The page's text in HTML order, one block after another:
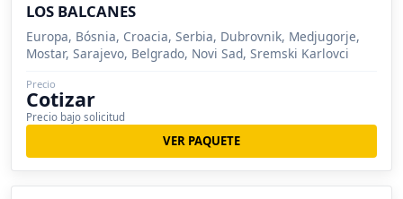
LOS BALCANES
Europa, Bósnia, Croacia, Serbia, Dubrovnik, Medjugorje,
Mostar, Sarajevo, Belgrado, Novi Sad, Sremski Karlovci
Precio
Cotizar
Precio bajo solicitud
VER PAQUETE